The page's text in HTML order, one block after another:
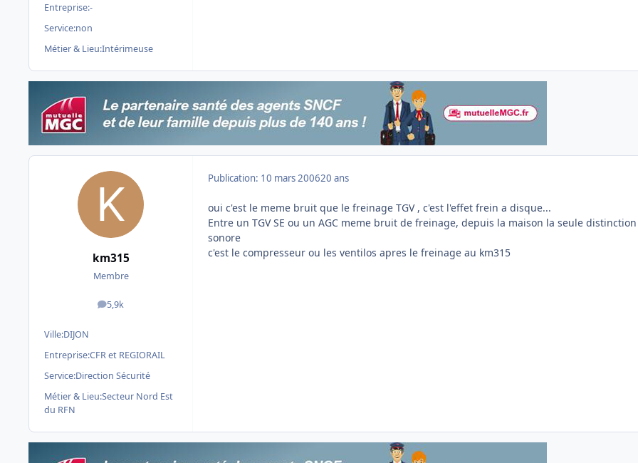
Entreprise:-
Service:non
Métier & Lieu:Intérimeuse
km315
Membre
5,9k
messages
Ville:DIJON
Entreprise:CFR et REGIORAIL
Service:Direction Sécurité
Métier & Lieu:Secteur Nord Est
du RFN
Publication: 10 mars 200620 ans
oui c'est le meme bruit que le freinage TGV , c'est l'effet frein a disque...
Entre un TGV SE ou un AGC meme bruit de freinage, depuis la maison la seule distinction
sonore
c'est le compresseur ou les ventilos apres le freinage au km315